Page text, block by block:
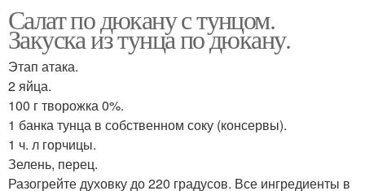
Салат по дюкану с тунцом.
Закуска из тунца по дюкану.
Этап атака.
2 яйца.
100 г творожка 0%.
1 банка тунца в собственном соку (консервы).
1 ч. л горчицы.
Зелень, перец.
Разогрейте духовку до 220 градусов. Все ингредиенты в